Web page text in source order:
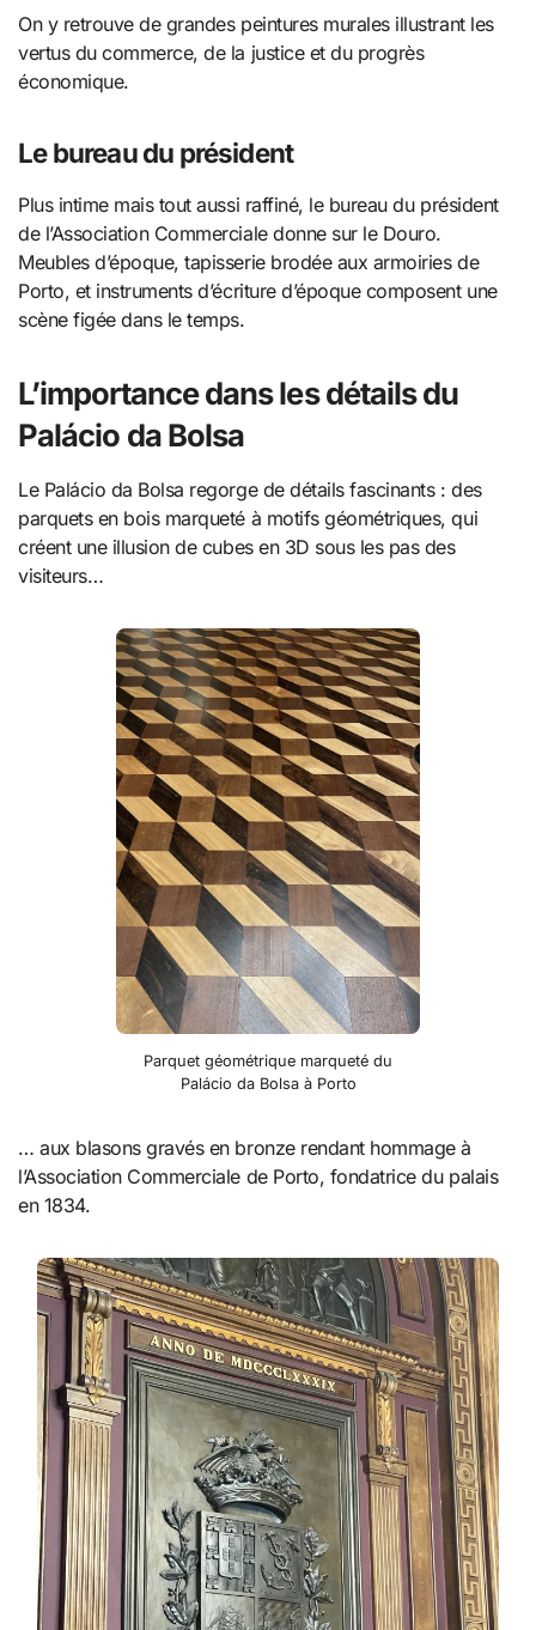
On y retrouve de grandes peintures murales illustrant les
vertus du commerce, de la justice et du progrès
économique.
Le bureau du président
Plus intime mais tout aussi raffiné, le bureau du président
de l’Association Commerciale donne sur le Douro.
Meubles d’époque, tapisserie brodée aux armoiries de
Porto, et instruments d’écriture d’époque composent une
scène figée dans le temps.
L’importance dans les détails du
Palácio da Bolsa
Le Palácio da Bolsa regorge de détails fascinants : des
parquets en bois marqueté à motifs géométriques, qui
créent une illusion de cubes en 3D sous les pas des
visiteurs…
Parquet géométrique marqueté du
Palácio da Bolsa à Porto
… aux blasons gravés en bronze rendant hommage à
l’Association Commerciale de Porto, fondatrice du palais
en 1834.